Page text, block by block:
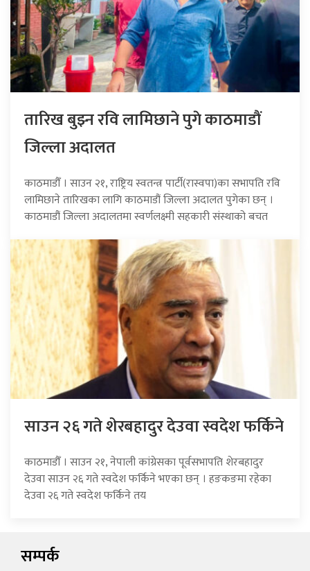
तारिख बुझ्न रवि लामिछाने पुगे काठमाडौं
जिल्ला अदालत
काठमाडौँ । साउन २१, राष्ट्रिय स्वतन्त्र पार्टी(रास्वपा)का सभापति रवि
लामिछाने तारिखका लागि काठमाडौं जिल्ला अदालत पुगेका छन् ।
काठमाडौं जिल्ला अदालतमा स्वर्णलक्ष्मी सहकारी संस्थाको बचत
साउन २६ गते शेरबहादुर देउवा स्वदेश फर्किने
काठमाडौँ । साउन २१, नेपाली कांग्रेसका पूर्वसभापति शेरबहादुर
देउवा साउन २६ गते स्वदेश फर्किने भएका छन् । हङकङमा रहेका
देउवा २६ गते स्वदेश फर्किने तय
सम्पर्क